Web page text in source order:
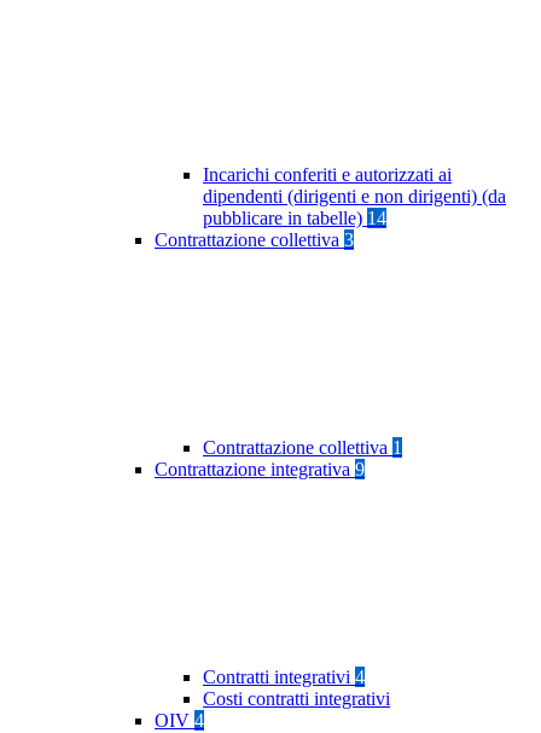
Incarichi conferiti e autorizzati ai
dipendenti (dirigenti e non dirigenti) (da
pubblicare in tabelle) 14
Contrattazione collettiva 3
Contrattazione collettiva 1
Contrattazione integrativa 9
Contratti integrativi 4
Costi contratti integrativi
OIV 4